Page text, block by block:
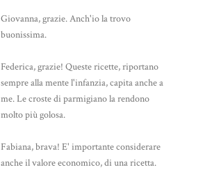
Giovanna, grazie. Anch'io la trovo
buonissima.
Federica, grazie! Queste ricette, riportano
sempre alla mente l'infanzia, capita anche a
me. Le croste di parmigiano la rendono
molto più golosa.
Fabiana, brava! E' importante considerare
anche il valore economico, di una ricetta.